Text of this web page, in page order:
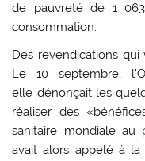
de pauvreté de 1
consommation.
Des revendications qui
Le 10 septembre,
elle dénonçait les
réaliser des
sanitaire mondiale au
avait alors appelé à